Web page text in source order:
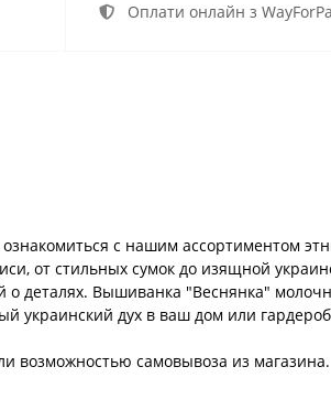
Оплати онлайн з
с нашим ассортиментом
от стильных сумок до изящной
деталях. Вышиванка "Веснянка"
украинский дух в ваш дом или
возможностью самовывоза из магазина.